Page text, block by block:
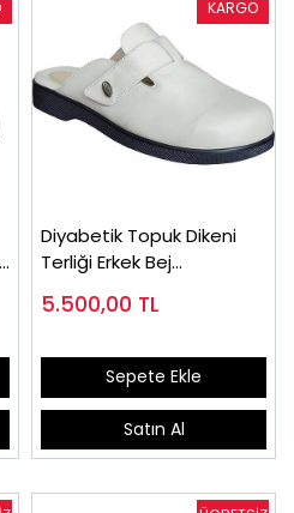
Diyabetik Topuk Dikeni
Terliği Erkek Bej
5.500,00 TL
Sepete Ekle
Satın Al